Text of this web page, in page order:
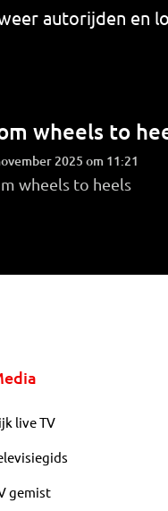
autorijden en
wheels to
2025 om 11:21
wheels to heels
live TV
gemist